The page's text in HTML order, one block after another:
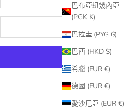
巴布亞紐幾內亞
(PGK K)
巴拉圭 (PYG ₲)
巴西 (HKD $)
希臘 (EUR €)
德國 (EUR €)
愛沙尼亞 (EUR €)